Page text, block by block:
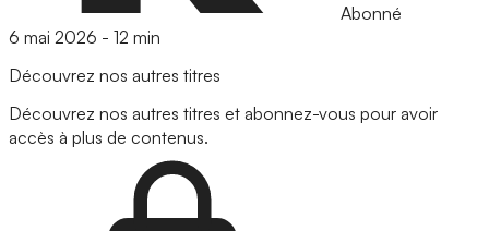
Abonné
6 mai 2026 - 12 min
Découvrez nos autres titres
Découvrez nos autres titres et abonnez-vous pour avoir
accès à plus de contenus.